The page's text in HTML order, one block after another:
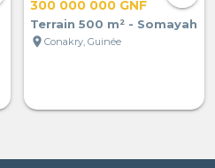
300 000 000 GNF
Terrain 500 m² - Somayah
location_on Conakry, Guinée